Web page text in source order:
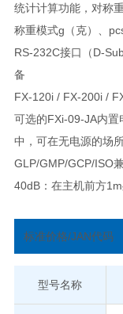
统计计算功能，对称
称重模式g（克）、
RS-232C接口（D-
备
FX-120i / FX-200i /
可选的FXi-09-JA内置
中，可在无电源的场
GLP/GMP/GCP/ISO
40dB：在主机前方1m
标准价格/JAN代码
型号名称